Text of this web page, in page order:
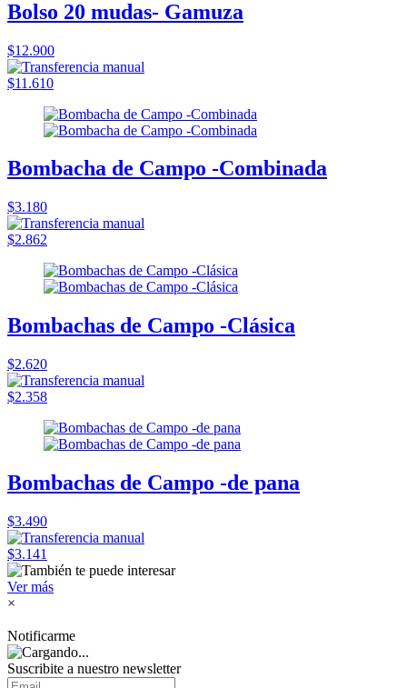
Bolso 20 mudas- Gamuza
$12.900
$11.610
Bombacha de Campo -Combinada
$3.180
$2.862
Bombachas de Campo -Clásica
$2.620
$2.358
Bombachas de Campo -de pana
$3.490
$3.141
Ver más
×
Notificarme
Suscribite a nuestro newsletter